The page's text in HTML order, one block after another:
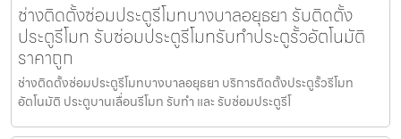
ช่างติดตั้งซ่อมประตูรีโมทบางบาลอยุธยา รับติดตั้ง
ประตูรีโมท รับซ่อมประตูรีโมทรับทำประตูรั้วอัตโนมัติ
ราคาถูก
ช่างติดตั้งซ่อมประตูรีโมทบางบาลอยุธยา บริการติดตั้งประตูรั้วรีโมท
อัตโนมัติ ประตูบานเลื่อนรีโมท รับทำ และ รับซ่อมประตูรีโ